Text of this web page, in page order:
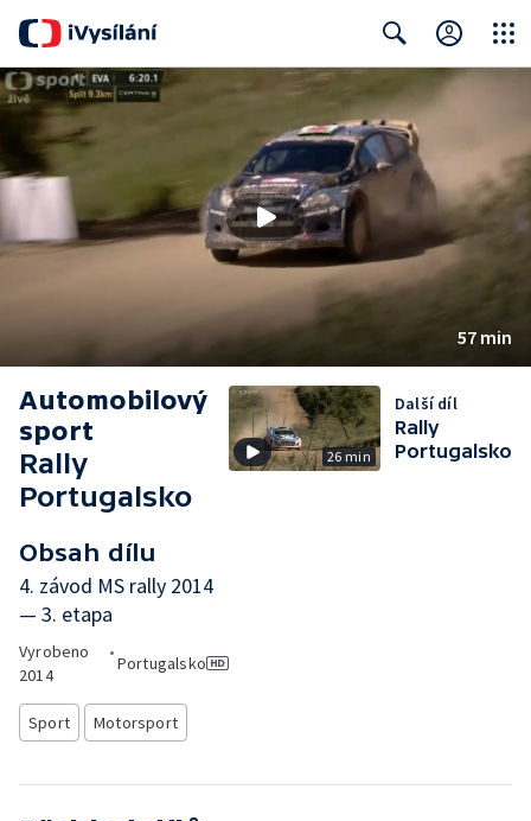
Search Close
57 min
Automobilový
sport
Rally
Portugalsko
Obsah dílu
4. závod MS rally 2014
— 3. etapa
Vyrobeno
2014
•
Portugalsko
Sport Motorsport
26 min
Další díl
Rally
Portugalsko